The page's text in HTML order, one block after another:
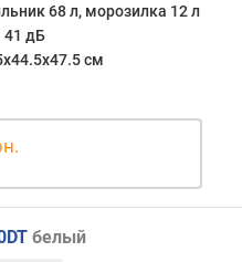
68 л, морозилка 12 л
41 дБ
см
белый